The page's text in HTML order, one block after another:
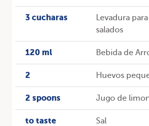
3 cucharas
Levadura
salados
120 ml Bebida de
2 Huevos
2 spoons Jugo de
to taste Sal